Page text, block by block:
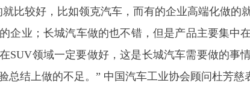
比较好，比如领克汽车，而有的企业高端化做的
企业；长城汽车做的也不错，但是产品主要集中
SUV领域一定要做好，这是长城汽车需要做的事
总结上做的不足。” 中国汽车工业协会顾问杜芳慈